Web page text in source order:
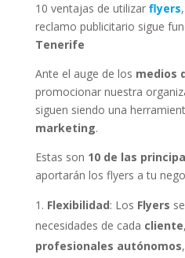
10 ventajas de utilizar flyers
reclamo publicitario sigue
Tenerife
Ante el auge de los medios
promocionar nuestra
siguen siendo una
marketing.
Estas son 10 de las
aportarán los flyers a tu
Flexibilidad: Los Flyers
necesidades de cada cliente
profesionales autónomos,